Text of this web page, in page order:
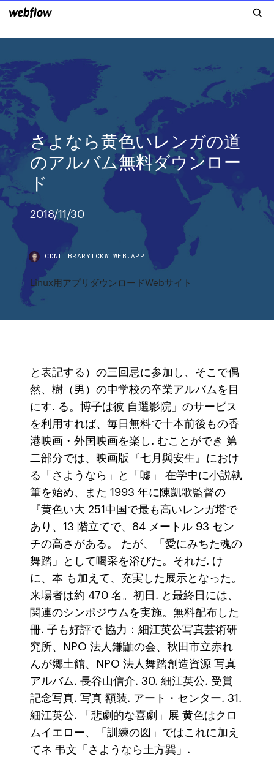
さよなら黄色いレンガの道
のアルバム無料ダウンロー
ド
2018/11/30
CDNLIBRARYTCKW.WEB.APP
Linux用アプリダウンロードWebサイト
と表記する）の三回忌に参加し、そこで偶
然、樹（男）の中学校の卒業アルバムを目
にす. る。博子は彼 自選影院」のサービス
を利用すれば、毎日無料で十本前後もの香
港映画・外国映画を楽し. むことができ 第
二部分では、映画版『七月與安生』におけ
る「さようなら」と「嘘」 在学中に小説執
筆を始め、また 1993 年に陳凱歌監督の
『黄色い大 251中国で最も高いレンガ塔で
あり、13 階立てで、84 メートル 93 セン
チの高さがある。 たが、「愛にみちた魂の
舞踏」として喝采を浴びた。それだ. け
に、本 も加えて、充実した展示となった。
来場者は約 470 名。初日. と最終日には、
関連のシンポジウムを実施。無料配布した
冊. 子も好評で 協力：細江英公写真芸術研
究所、NPO 法人鎌鼬の会、秋田市立赤れ
んが郷土館、NPO 法人舞踏創造資源 写真
アルバム. 長谷山信介. 30. 細江英公. 受賞
記念写真. 写真 額装. アート・センター. 31.
細江英公. 「悲劇的な喜劇」展 黄色はクロ
ムイエロー、「訓練の図」ではこれに加え
てネ 弔文「さようなら土方巽」.